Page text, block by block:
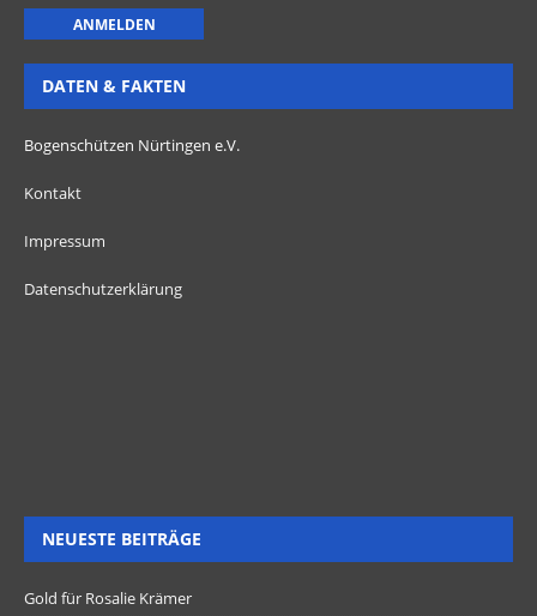
DATEN & FAKTEN
Bogenschützen Nürtingen e.V.
Kontakt
Impressum
Datenschutzerklärung
NEUESTE BEITRÄGE
Gold für Rosalie Krämer